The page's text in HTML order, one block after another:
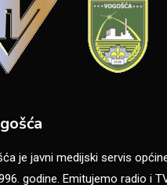
je javni medijski servis
godine. Emitujemo radio i